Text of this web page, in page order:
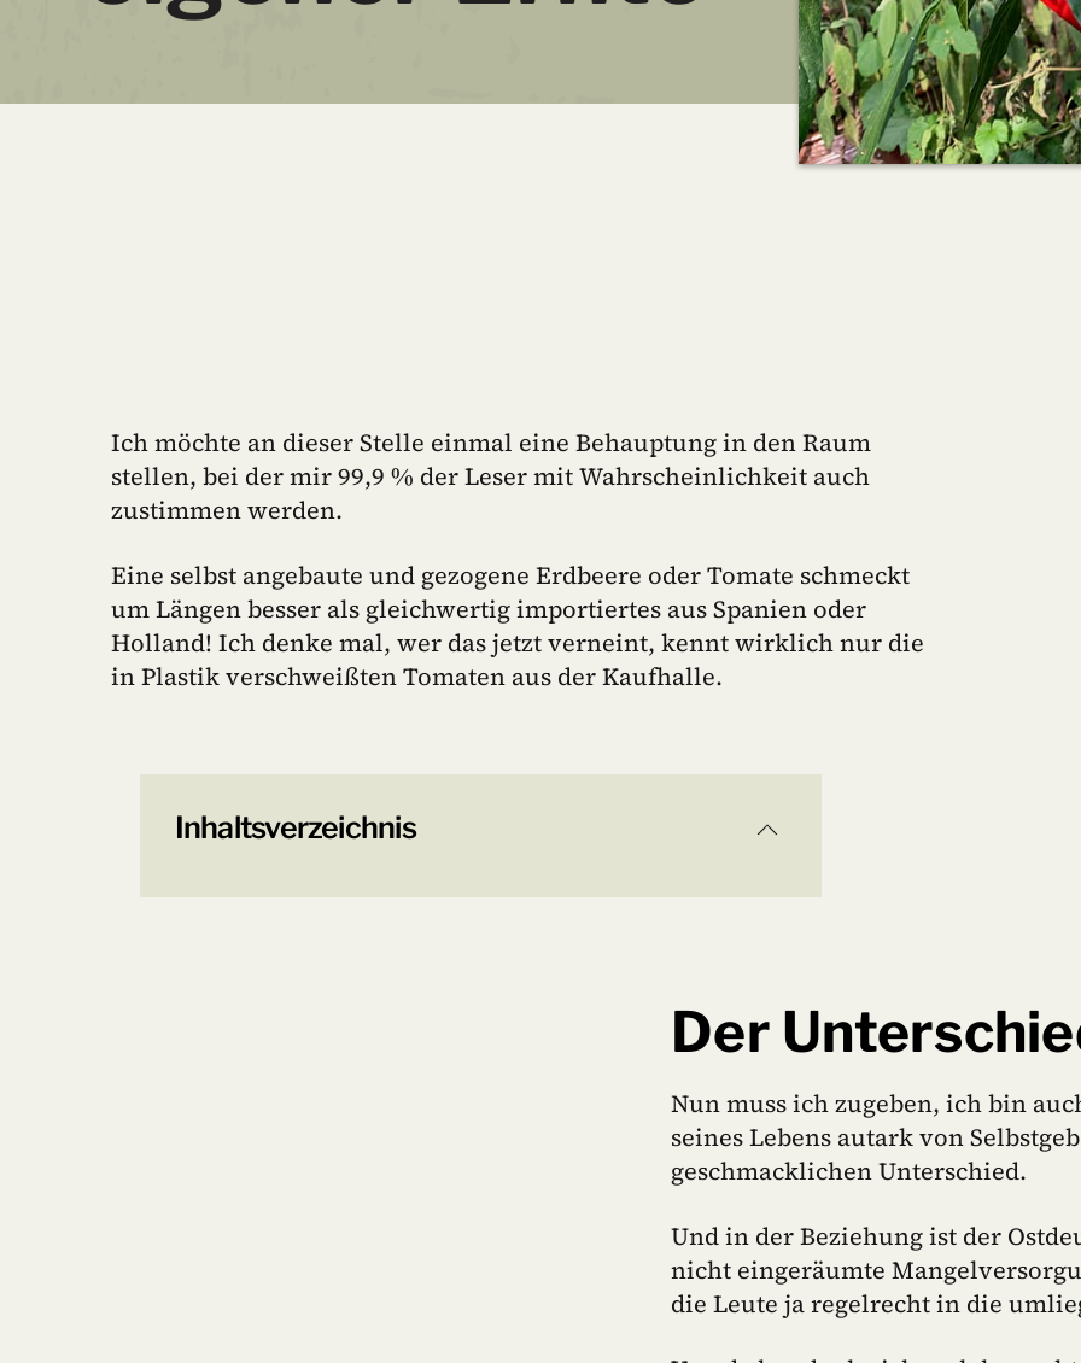
Ich möchte an dieser Stelle einmal eine Behauptung in den Raum
stellen, bei der mir 99,9 % der Leser mit Wahrscheinlichkeit auch
zustimmen werden.
Eine selbst angebaute und gezogene Erdbeere oder Tomate schmeckt
um Längen besser als gleichwertig importiertes aus Spanien oder
Holland! Ich denke mal, wer das jetzt verneint, kennt wirklich nur die
in Plastik verschweißten Tomaten aus der Kaufhalle.
Inhaltsverzeichnis
Der
Nun muss ich zugeben, ich bin
seines Lebens autark von
geschmacklichen Unterschied.
Und in der Beziehung ist der
nicht eingeräumte
die Leute ja regelrecht in die